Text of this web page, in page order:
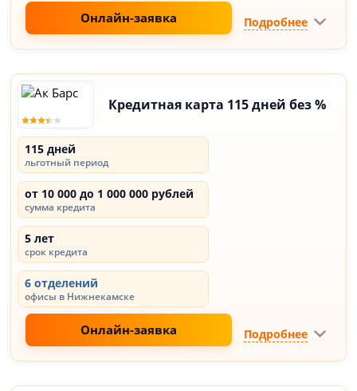
Онлайн-заявка Подробнее
Кредитная карта 115 дней без %
115 дней
льготный период
от 10 000 до 1 000 000 рублей
сумма кредита
5 лет
срок кредита
6 отделений
офисы в Нижнекамске
Онлайн-заявка Подробнее